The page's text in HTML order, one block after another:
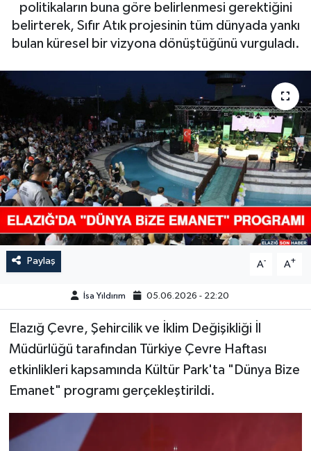
politikaların buna göre belirlenmesi gerektiğini
belirterek, Sıfır Atık projesinin tüm dünyada yankı
bulan küresel bir vizyona dönüştüğünü vurguladı.
Paylaş A- A+
İsa Yıldırım 05.06.2026 - 22:20
Elazığ Çevre, Şehircilik ve İklim Değişikliği İl
Müdürlüğü tarafından Türkiye Çevre Haftası
etkinlikleri kapsamında Kültür Park'ta "Dünya Bize
Emanet" programı gerçekleştirildi.
ELAZIĞ
GENEL
HABERDE İNSAN
KÜLTÜR-SANAT
MAGAZİN
MEDYA
ÖZEL HABER
POLİTİKA
SAĞLIK
SİYASET
SPOR
TEKNOLOJİ